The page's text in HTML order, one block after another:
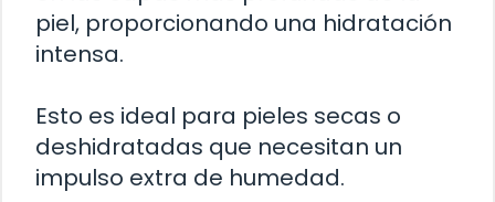
piel, proporcionando una hidratación
intensa.
Esto es ideal para pieles secas o
deshidratadas que necesitan un
impulso extra de humedad.